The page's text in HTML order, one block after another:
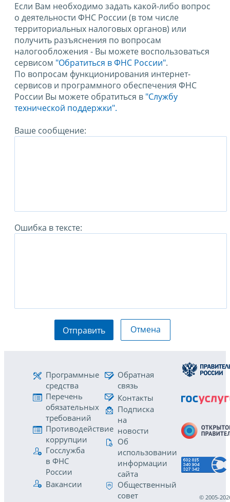
Если Вам необходимо задать какой-либо вопрос
о деятельности ФНС России (в том числе
территориальных налоговых органов) или
получить разъяснения по вопросам
налогообложения - Вы можете воспользоваться
сервисом "Обратиться в ФНС России".
По вопросам функционирования интернет-
сервисов и программного обеспечения ФНС
России Вы можете обратиться в "Службу
технической поддержки".
Ваше сообщение:
Ошибка в тексте:
Отправить Отмена
Программные
средства
Перечень
обязательных
требований
Противодействие
коррупции
Госслужба
в ФНС
России
Вакансии
Обратная
связь
Контакты
Подписка
на
новости
Об
использовании
информации
сайта
Общественный
совет
© 2005-